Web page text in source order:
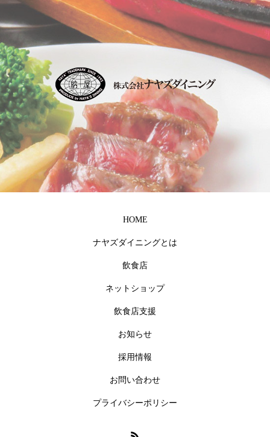
HOME
ナヤズダイニングとは
飲食店
ネットショップ
飲食店支援
お知らせ
採用情報
お問い合わせ
プライバシーポリシー